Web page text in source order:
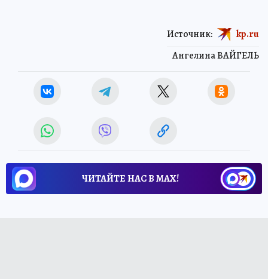
Ангелина ВАЙГЕЛЬ
Источник: kp.ru
ЧИТАЙТЕ НАС В МАХ!